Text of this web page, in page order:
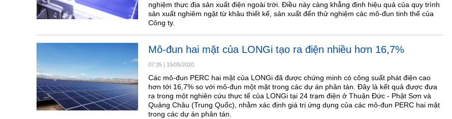
nghiệm thực địa sản xuất điện ngoài trời. Điều này càng khẳng định hiệu quả của quy trình
sản xuất nghiêm ngặt từ khâu thiết kế, sản xuất đến thử nghiệm các mô-đun tinh thể của
Công ty.
Mô-đun hai mặt của LONGi tạo ra điện nhiều hơn 16,7%
07:35 15/05/2020
Các mô-đun PERC hai mặt của LONGi đã được chứng minh có công suất phát điện cao
hơn tới 16,7% so với mô-đun một mặt trong các dự án phân tán. Đây là kết quả được đưa
ra trong một nghiên cứu thực tế của LONGi tại 24 trạm điện ở Thuận Đức - Phật Sơn và
Quảng Châu (Trung Quốc), nhằm xác định giá trị ứng dụng của các mô-đun PERC hai mặt
trong các dự án phân tán.